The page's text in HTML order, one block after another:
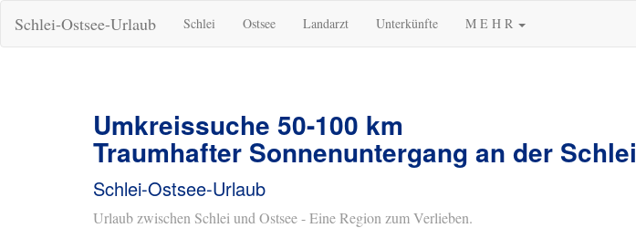
Schlei-Ostsee-Urlaub Schlei Ostsee Landarzt Unterkünfte M E H R
Umkreissuche 50-100 km
Traumhafter Sonnenuntergang an der Schlei
Schlei-Ostsee-Urlaub
Urlaub zwischen Schlei und Ostsee - Eine Region zum Verlieben.